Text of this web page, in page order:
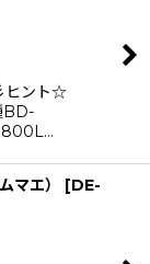
ヒント☆
BD-
マエ） [DE-